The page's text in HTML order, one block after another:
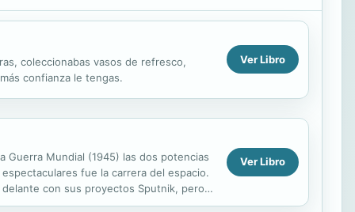
coleccionabas vasos de refresco,
confianza le tengas.
Ver Libro
Guerra Mundial (1945) las dos potencias
fue la carrera del espacio.
con sus proyectos Sputnik, pero
Ver Libro